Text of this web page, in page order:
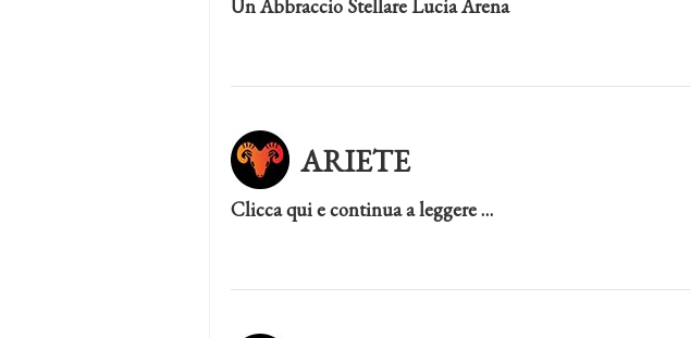
Un Abbraccio Stellare Lucia Arena
ARIETE
Clicca qui e continua a leggere …